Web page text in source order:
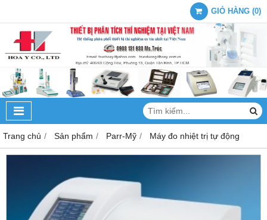
GIỎ HÀNG (0)
Trang chủ Sản phẩm Parr-Mỹ Máy đo nhiệt trị tự động